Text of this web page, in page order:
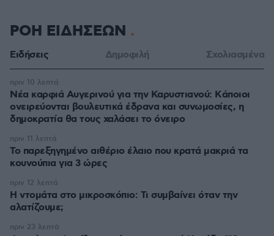
ΡΟΗ ΕΙΔΗΣΕΩΝ
Ειδήσεις Δημοφιλή Σχολιασμένα
Νέα καρφιά Αυγερινού για την Καρυστιανού: Kάποιοι
ονειρεύονται βουλευτικά έδρανα και συνωμοσίες, η
δημοκρατία θα τους χαλάσει το όνειρο
πριν 10 λεπτά
Το παρεξηγημένο αιθέριο έλαιο που κρατά μακριά τα
κουνούπια για 3 ώρες
πριν 11 λεπτά
Η ντομάτα στο μικροσκόπιο: Τι συμβαίνει όταν την
αλατίζουμε;
πριν 12 λεπτά
πριν 23 λεπτά